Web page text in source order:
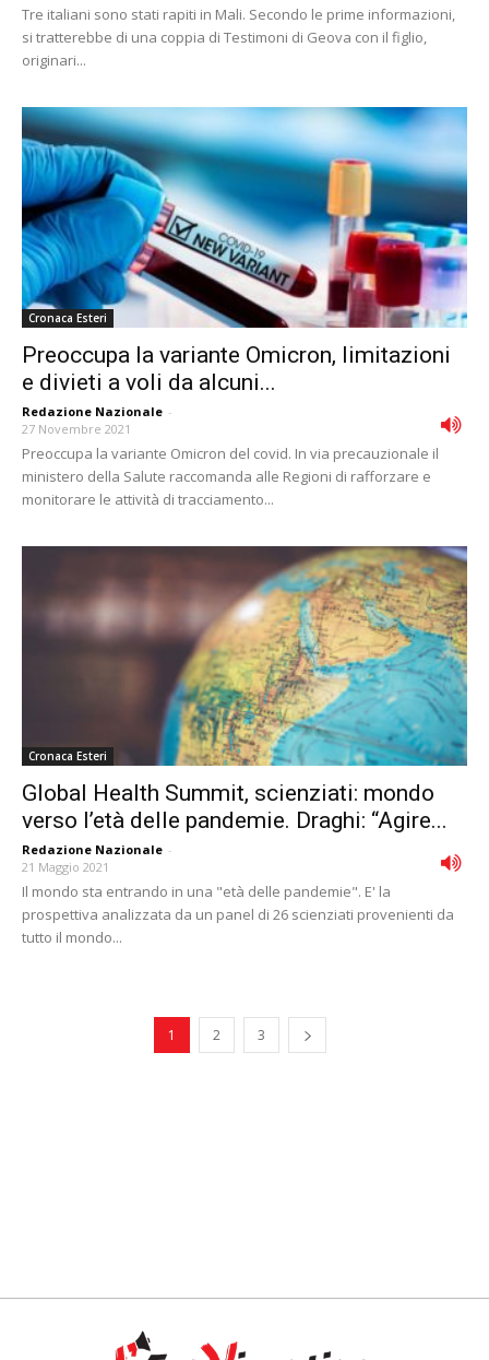
Tre italiani sono stati rapiti in Mali. Secondo le prime informazioni,
si tratterebbe di una coppia di Testimoni di Geova con il figlio,
originari...
Cronaca Esteri
Preoccupa la variante Omicron, limitazioni
e divieti a voli da alcuni...
Redazione Nazionale -
27 Novembre 2021
Preoccupa la variante Omicron del covid. In via precauzionale il
ministero della Salute raccomanda alle Regioni di rafforzare e
monitorare le attività di tracciamento...
Cronaca Esteri
Global Health Summit, scienziati: mondo
verso l’età delle pandemie. Draghi: “Agire...
Redazione Nazionale -
21 Maggio 2021
Il mondo sta entrando in una "età delle pandemie". E' la
prospettiva analizzata da un panel di 26 scienziati provenienti da
tutto il mondo...
1 2 3